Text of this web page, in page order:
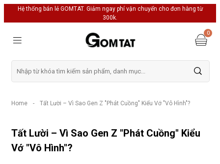
Hệ thống bán lẻ GOMTAT. Giảm ngay phí vận chuyển cho đơn hàng từ
300k.
0
Home - Tất Lười – Vì Sao Gen Z "Phát Cuồng" Kiểu Vớ "Vô Hình"?
Tất Lười – Vì Sao Gen Z "Phát Cuồng" Kiểu
Vớ "Vô Hình"?